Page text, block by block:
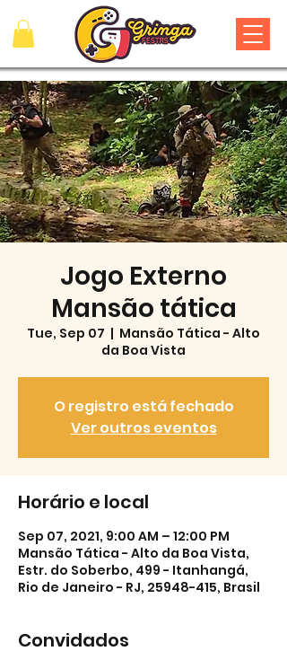
Jogo Externo
Mansão tática
Tue, Sep 07
  |
Mansão Tática - Alto
da Boa Vista
O registro está fechado
Ver outros eventos
Horário e local
Sep 07, 2021, 9:00 AM – 12:00 PM
Mansão Tática - Alto da Boa Vista,
Estr. do Soberbo, 499 - Itanhangá,
Rio de Janeiro - RJ, 25948-415, Brasil
Convidados